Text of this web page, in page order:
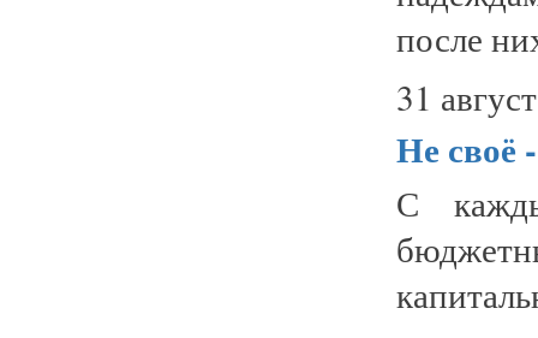
после
31
Не своё
С